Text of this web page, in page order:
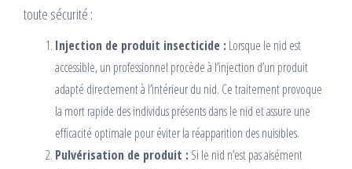
toute sécurité :
Injection de produit insecticide : Lorsque le nid est
accessible, un professionnel procède à l’injection d’un produit
adapté directement à l’intérieur du nid. Ce traitement provoque
la mort rapide des individus présents dans le nid et assure une
efficacité optimale pour éviter la réapparition des nuisibles.
Pulvérisation de produit : Si le nid n’est pas aisément